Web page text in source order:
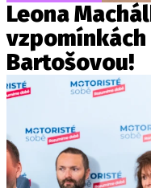
Leona
Bartošovou!